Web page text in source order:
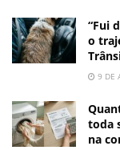
“Fui
o
9 DE
toda
na